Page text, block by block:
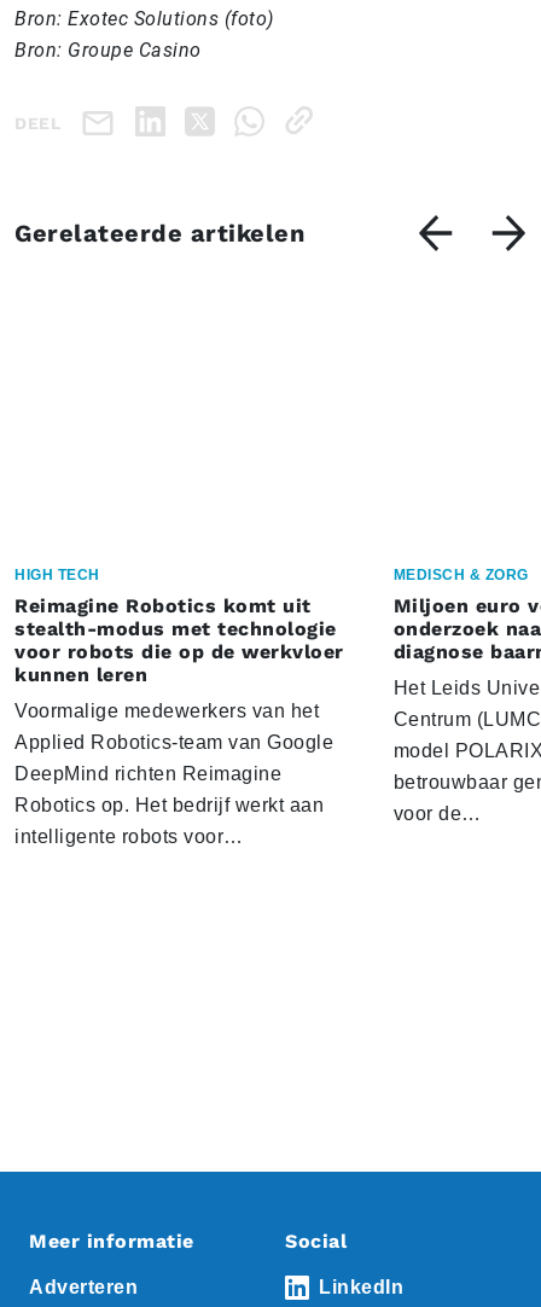
Bron: Exotec Solutions (foto)
Bron: Groupe Casino
DEEL
Gerelateerde artikelen
HIGH TECH
Reimagine Robotics komt uit
stealth-modus met technologie
voor robots die op de werkvloer
kunnen leren
Voormalige medewerkers van het
Applied Robotics-team van Google
DeepMind richten Reimagine
Robotics op. Het bedrijf werkt aan
intelligente robots voor…
MEDISCH & ZORG
Miljoen euro
onderzoek
diagnose
Het Leids
Centrum
model
betrouwbaar
voor de…
Meer informatie
Adverteren
Social
LinkedIn